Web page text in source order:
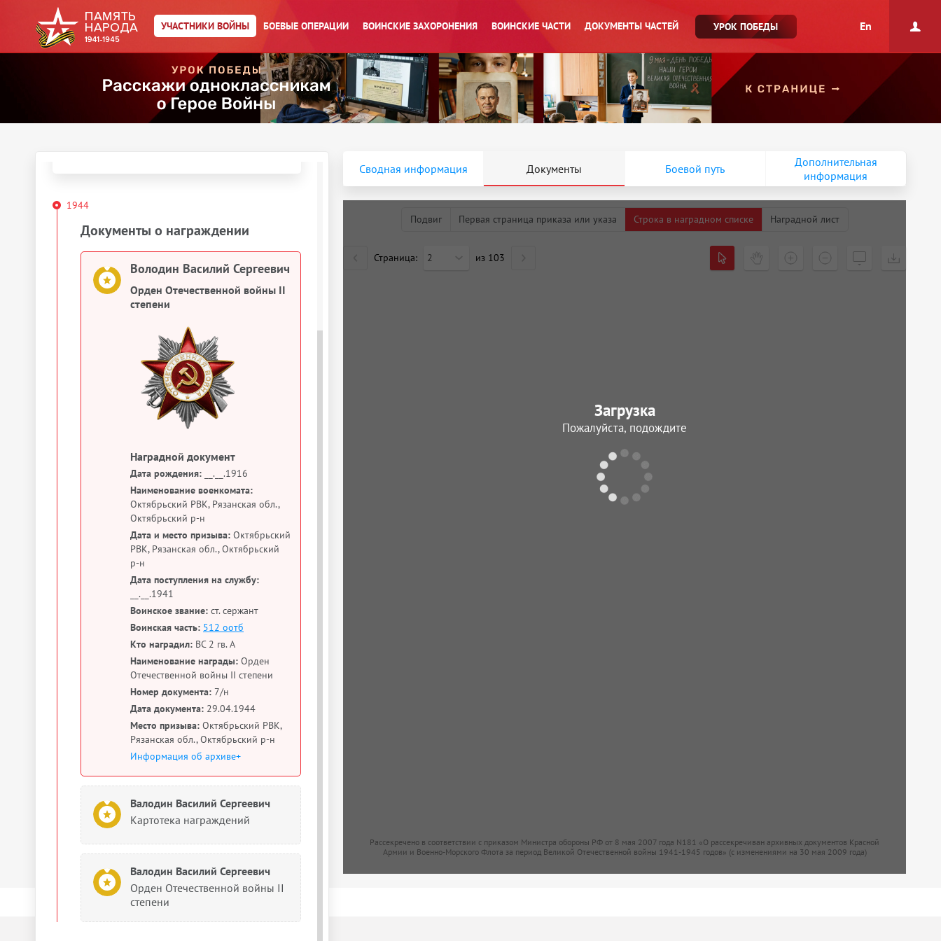
УЧАСТНИКИ ВОЙНЫ БОЕВЫЕ ОПЕРАЦИИ ВОИНСКИЕ ЗАХОРОНЕНИЯ ВОИНСКИЕ ЧАСТИ ДОКУМЕНТЫ ЧАСТЕЙ УРОК ПОБЕДЫ En
Сергеевич
Год рождения:__.__.1916
Скачать документы
Упоминается в 3 документах, как:
1944
Документы о награждении
Володин Василий Сергеевич
Орден Отечественной войны II
степени
Наградной документ
Дата рождения: __.__.1916
Наименование военкомата:
Октябрьский РВК, Рязанская обл.,
Октябрьский р-н
Дата и место призыва: Октябрьский
РВК, Рязанская обл., Октябрьский
р-н
Дата поступления на службу:
__.__.1941
Воинское звание: ст. сержант
Воинская часть: 512 оотб
Кто наградил: ВС 2 гв. А
Наименование награды: Орден
Отечественной войны II степени
Номер документа: 7/н
Дата документа: 29.04.1944
Место призыва: Октябрьский РВК,
Рязанская обл., Октябрьский р-н
Информация об архиве+
Валодин Василий Сергеевич
Картотека награждений
Валодин Василий Сергеевич
Орден Отечественной войны II
степени
Сводная информация Документы Боевой путь
Дополнительная
информация
Подвиг Первая страница приказа или указа Строка в наградном списке Наградной лист
Страница: 2 из 103
Рассекречено в соответствии с приказом Министра обороны РФ от 8 мая 2007 года N181 «О рассекречиван архивных документов Красной
Армии и Военно-Морского Флота за период Великой Отечественной войны 1941-1945 годов» (с изменениями на 30 мая 2009 года)
Загрузка
Пожалуйста, подождите